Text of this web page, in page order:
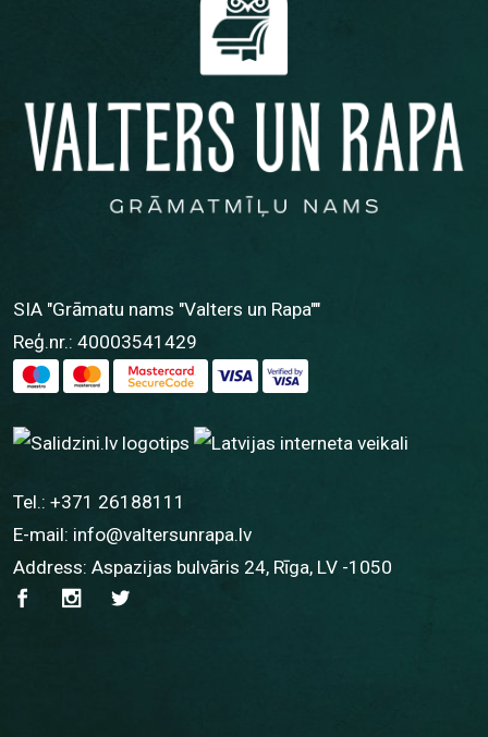
SIA "Grāmatu nams "Valters un Rapa""
Reģ.nr.: 40003541429
Tel.: +371 26188111
E-mail: info@valtersunrapa.lv
Address: Aspazijas bulvāris 24, Rīga, LV -1050